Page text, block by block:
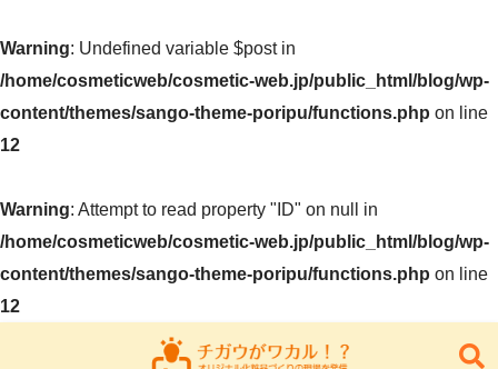
Warning: Undefined variable $post in
/home/cosmeticweb/cosmetic-web.jp/public_html/blog/wp-
content/themes/sango-theme-poripu/functions.php on line
12
Warning: Attempt to read property "ID" on null in
/home/cosmeticweb/cosmetic-web.jp/public_html/blog/wp-
content/themes/sango-theme-poripu/functions.php on line
12